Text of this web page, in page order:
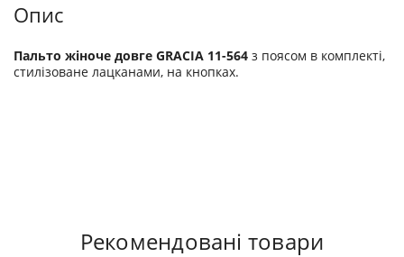
Опис
Пальто жіноче довге GRACIA 11-564 з поясом в комплекті,
стилізоване лацканами, на кнопках.
Рекомендовані товари